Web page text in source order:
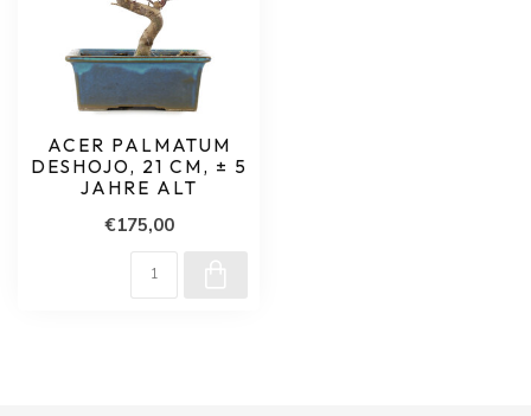
ACER PALMATUM
DESHOJO, 21 CM, ± 5
JAHRE ALT
€175,00